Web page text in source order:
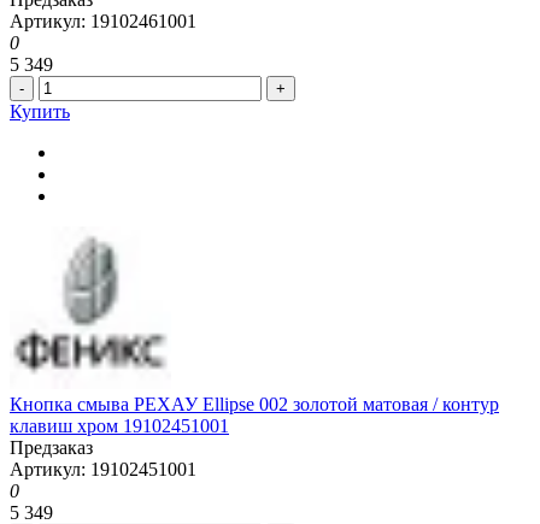
Артикул: 19102461001
0
5 349
- +
Купить
Кнопка смыва РЕХАУ Ellipse 002 золотой матовая / контур
клавиш хром 19102451001
Предзаказ
Артикул: 19102451001
0
5 349